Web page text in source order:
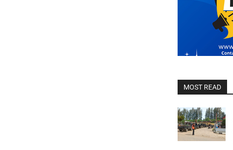
MOST READ